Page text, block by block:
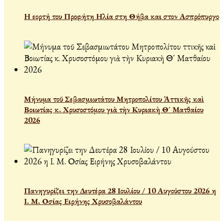
Η εορτή του Προφήτη Ηλία στη Θήβα και στον Ασπρόπυργο
Μήνυμα τοῦ Σεβασμιωτάτου Μητροπολίτου Ἀττικῆς καὶ
Βοιωτίας κ. Χρυσοστόμου γιὰ τὴν Κυριακὴ Θ´ Ματθαίου
2026
Πανηγυρίζει την Δευτέρα 28 Ιουλίου / 10 Αυγούστου 2026 η
Ι. Μ. Οσίας Ειρήνης Χρυσοβαλάντου